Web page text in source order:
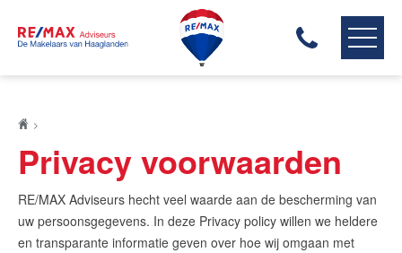
ONZE MAKELAARS
HUIS VERKOPEN
HUIS KOPEN
Privacy voorwaarden
RE/MAX Adviseurs hecht veel waarde aan de bescherming van
uw persoonsgegevens. In deze Privacy policy willen we heldere
en transparante informatie geven over hoe wij omgaan met